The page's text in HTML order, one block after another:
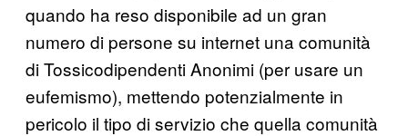
quando ha reso disponibile ad un gran
numero di persone su internet una comunità
di Tossicodipendenti Anonimi (per usare un
eufemismo), mettendo potenzialmente in
pericolo il tipo di servizio che quella comunità